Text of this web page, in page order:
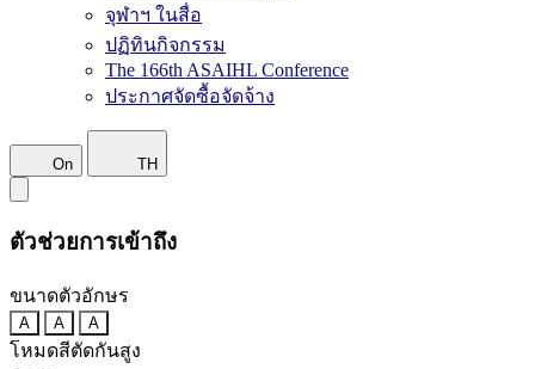
จุฬาฯ ในสื่อ
ปฏิทินกิจกรรม
The 166th ASAIHL Conference
ประกาศจัดซื้อจัดจ้าง
On TH
ตัวช่วยการเข้าถึง
ขนาดตัวอักษร
A A A
โหมดสีตัดกันสูง